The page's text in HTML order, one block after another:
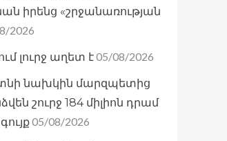
իրենց «շրջանառության
2026
լուրջ աղետ է05/08/2026
նախկին մարզպետից
շուրջ 184 միլիոն դրամ
05/08/2026